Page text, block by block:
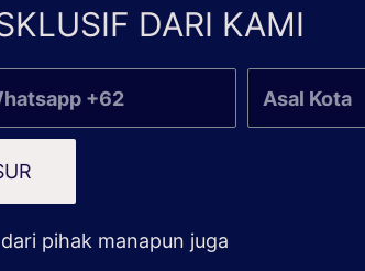
DARI KAMI
pihak manapun juga